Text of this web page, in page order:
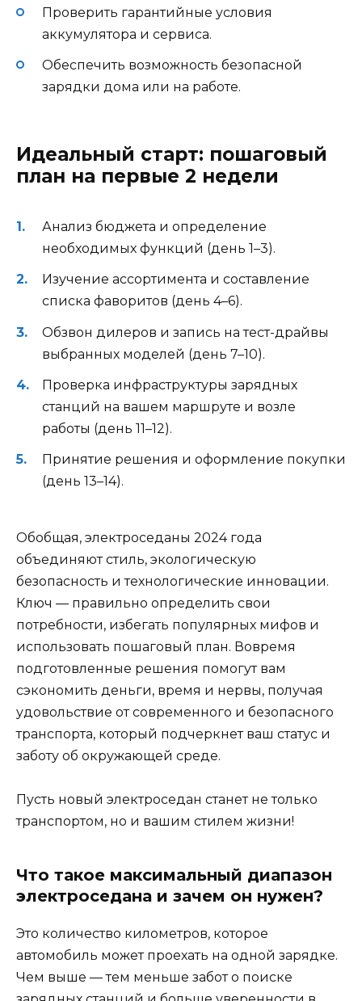
Проверить гарантийные условия
аккумулятора и сервиса.
Обеспечить возможность безопасной
зарядки дома или на работе.
Идеальный старт: пошаговый
план на первые 2 недели
Анализ бюджета и определение
необходимых функций (день 1–3).
Изучение ассортимента и составление
списка фаворитов (день 4–6).
Обзвон дилеров и запись на тест-драйвы
выбранных моделей (день 7–10).
Проверка инфраструктуры зарядных
станций на вашем маршруте и возле
работы (день 11–12).
Принятие решения и оформление покупки
(день 13–14).
Обобщая, электроседаны 2024 года
объединяют стиль, экологическую
безопасность и технологические инновации.
Ключ — правильно определить свои
потребности, избегать популярных мифов и
использовать пошаговый план. Вовремя
подготовленные решения помогут вам
сэкономить деньги, время и нервы, получая
удовольствие от современного и безопасного
транспорта, который подчеркнет ваш статус и
заботу об окружающей среде.
Пусть новый электроседан станет не только
транспортом, но и вашим стилем жизни!
Что такое максимальный диапазон
электроседана и зачем он нужен?
Это количество километров, которое
автомобиль может проехать на одной зарядке.
Чем выше — тем меньше забот о поиске